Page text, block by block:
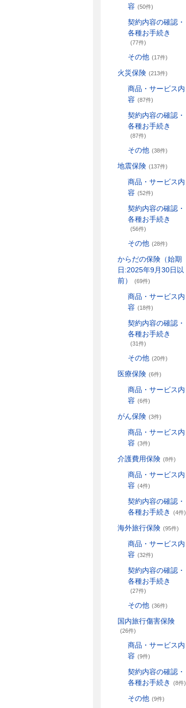
容 (50件)
契約内容の確認・
各種お手続き
(77件)
その他 (17件)
火災保険 (213件)
商品・サービス内
容 (87件)
契約内容の確認・
各種お手続き
(87件)
その他 (38件)
地震保険 (137件)
商品・サービス内
容 (52件)
契約内容の確認・
各種お手続き
(56件)
その他 (28件)
からだの保険（始期
日:2025年9月30日以
前）
(69件)
商品・サービス内
容 (18件)
契約内容の確認・
各種お手続き
(31件)
その他 (20件)
医療保険 (6件)
商品・サービス内
容 (6件)
がん保険 (3件)
商品・サービス内
容 (3件)
介護費用保険 (8件)
商品・サービス内
容 (4件)
契約内容の確認・
各種お手続き
(4件)
海外旅行保険 (95件)
商品・サービス内
容 (32件)
契約内容の確認・
各種お手続き
(27件)
その他 (36件)
国内旅行傷害保険
(26件)
商品・サービス内
容 (9件)
契約内容の確認・
各種お手続き
(8件)
その他 (9件)